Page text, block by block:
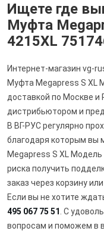
Ищете где
Муфта
4215XL
Интернет-магазин vg-
Муфта Megapress S XL
доставкой по Москве
дистрибьютором и
В ВГ-РУС регулярно
благодаря которым вы
Megapress S XL Модель
риска получить
заказ через корзину
Если вы не хотите
495 067 75 51 . С
вопросам и поможем в